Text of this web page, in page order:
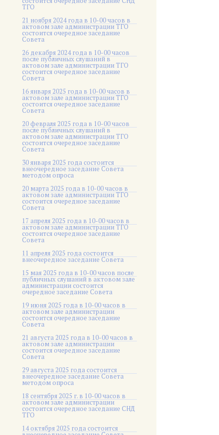
ТГО
21 ноября 2024 года в 10-00 часов в
актовом зале администрации ТГО
состоится очередное заседание
Совета
26 декабря 2024 года в 10-00 часов
после публичных слушаний в
актовом зале администрации ТГО
состоится очередное заседание
Совета
16 января 2025 года в 10-00 часов в
актовом зале администрации ТГО
состоится очередное заседание
Совета
20 февраля 2025 года в 10-00 часов
после публичных слушаний в
актовом зале администрации ТГО
состоится очередное заседание
Совета
30 января 2025 года состоится
внеочередное заседание Совета
методом опроса
20 марта 2025 года в 10-00 часов в
актовом зале администрации ТГО
состоится очередное заседание
Совета
17 апреля 2025 года в 10-00 часов в
актовом зале администрации ТГО
состоится очередное заседание
Совета
11 апреля 2025 года состоится
внеочередное заседание Совета
15 мая 2025 года в 10-00 часов после
публичных слушаний в актовом зале
администрации состоится
очередное заседание Совета
19 июня 2025 года в 10-00 часов в
актовом зале администрации
состоится очередное заседание
Совета
21 августа 2025 года в 10-00 часов в
актовом зале администрации
состоится очередное заседание
Совета
29 августа 2025 года состоится
внеочередное заседание Совета
методом опроса
18 сентября 2025 г. в 10-00 часов в
актовом зале администрации
состоится очередное заседание СНД
ТГО
14 октября 2025 года состоится